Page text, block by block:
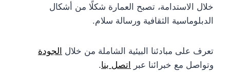
خلال الاستدامة، تصبح العمارة شكلًا من أشكال
الدبلوماسية الثقافية ورسالة سلام.
تعرف على مبادئنا البيئية الشاملة من خلال
الجودة
وتواصل مع خبرائنا عبر
اتصل بنا.